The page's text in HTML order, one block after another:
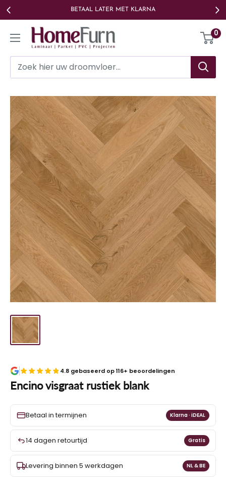
Ga
naar
BETAAL LATER MET KLARNA
Homefurn 0
4.8 gebaseerd op 116+ beoordelingen
Encino visgraat rustiek blank
Betaal in termijnen Klarna · iDEAL
14 dagen retourtijd Gratis
Levering binnen 5 werkdagen NL & BE